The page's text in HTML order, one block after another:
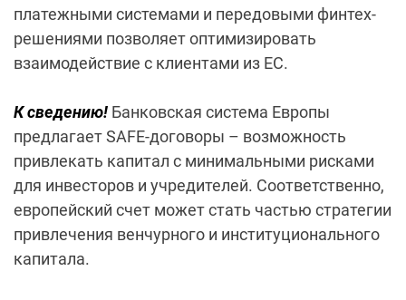
платежными системами и передовыми финтех-
решениями позволяет оптимизировать
взаимодействие с клиентами из ЕС.
К сведению! Банковская система Европы
предлагает SAFE-договоры – возможность
привлекать капитал с минимальными рисками
для инвесторов и учредителей. Соответственно,
европейский счет может стать частью стратегии
привлечения венчурного и институционального
капитала.